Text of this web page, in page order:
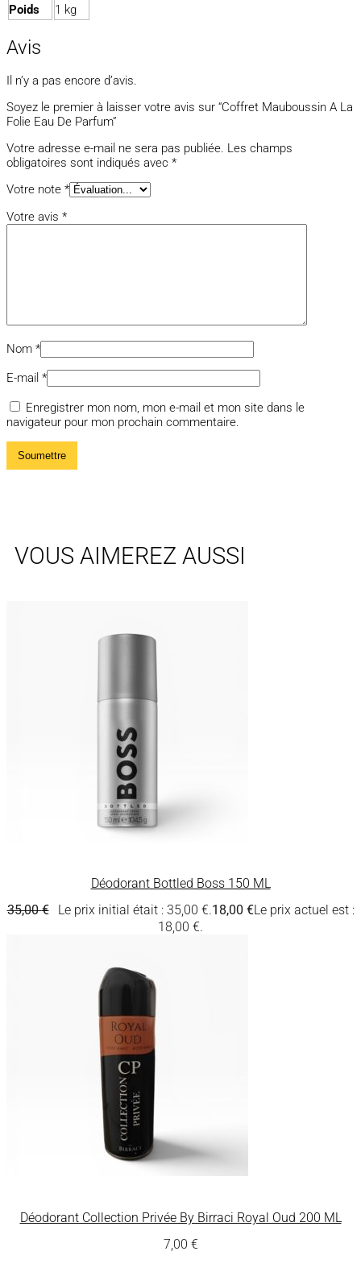
Poids 1 kg
Avis
Il n’y a pas encore d’avis.
Soyez le premier à laisser votre avis sur “Coffret Mauboussin A La
Folie Eau De Parfum”
Votre adresse e-mail ne sera pas publiée. Les champs
obligatoires sont indiqués avec *
Votre note *
Votre avis *
Nom *
E-mail *
Enregistrer mon nom, mon e-mail et mon site dans le
navigateur pour mon prochain commentaire.
VOUS AIMEREZ AUSSI
Déodorant Bottled Boss 150 ML
35,00€ Le prix initial était : 35,00 €.18,00 €Le prix actuel est :
18,00 €.
Déodorant Collection Privée By Birraci Royal Oud 200 ML
7,00 €